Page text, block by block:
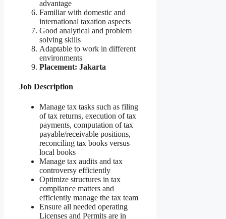
advantage
Familiar with domestic and
international taxation aspects
Good analytical and problem
solving skills
Adaptable to work in different
environments
Placement: Jakarta
Job Description
Manage tax tasks such as filing
of tax returns, execution of tax
payments, computation of tax
payable/receivable positions,
reconciling tax books versus
local books
Manage tax audits and tax
controversy efficiently
Optimize structures in tax
compliance matters and
efficiently manage the tax team
Ensure all needed operating
Licenses and Permits are in